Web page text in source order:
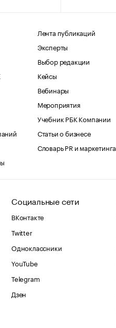
Лента публикаций
Эксперты
Выбор редакции
Кейсы
Вебинары
Мероприятия
Учебник РБК Компании
Статьи о бизнесе
Словарь PR и маркетинга
Социальные сети
ВКонтакте
Twitter
Одноклассники
YouTube
Telegram
Дзен